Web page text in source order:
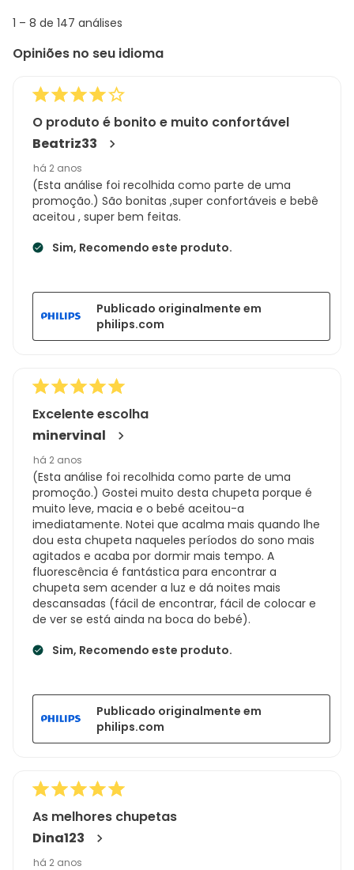
1
8
análises
1 – 8 de 147 análises
Opiniões no seu idioma
O produto é bonito e muito confortável
Beatriz33
há 2 anos
(Esta análise foi recolhida como parte de uma
promoção.) São bonitas ,super confortáveis e bebê
aceitou , super bem feitas.
Sim, Recomendo este produto.
Publicado originalmente em
philips.com
Excelente escolha
minervinal
há 2 anos
(Esta análise foi recolhida como parte de uma
promoção.) Gostei muito desta chupeta porque é
muito leve, macia e o bebé aceitou-a
imediatamente. Notei que acalma mais quando lhe
dou esta chupeta naqueles períodos do sono mais
agitados e acaba por dormir mais tempo. A
fluorescência é fantástica para encontrar a
chupeta sem acender a luz e dá noites mais
descansadas (fácil de encontrar, fácil de colocar e
de ver se está ainda na boca do bebé).
Sim, Recomendo este produto.
Publicado originalmente em
philips.com
As melhores chupetas
Dina123
há 2 anos